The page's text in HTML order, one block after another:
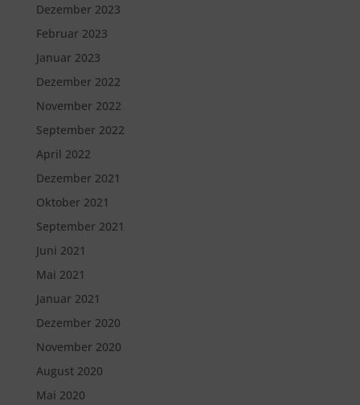
Dezember 2023
Februar 2023
Januar 2023
Dezember 2022
November 2022
September 2022
April 2022
Dezember 2021
Oktober 2021
September 2021
Juni 2021
Mai 2021
Januar 2021
Dezember 2020
November 2020
August 2020
Mai 2020